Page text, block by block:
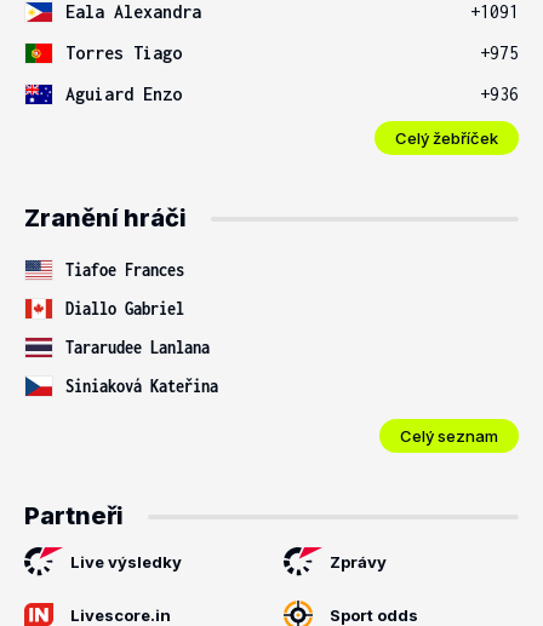
Eala Alexandra
+1091
Torres Tiago
+975
Aguiard Enzo
+936
Celý žebříček
Zranění hráči
Tiafoe Frances
Diallo Gabriel
Tararudee Lanlana
Siniaková Kateřina
Celý seznam
Partneři
Live výsledky Zprávy
Livescore.in Sport odds